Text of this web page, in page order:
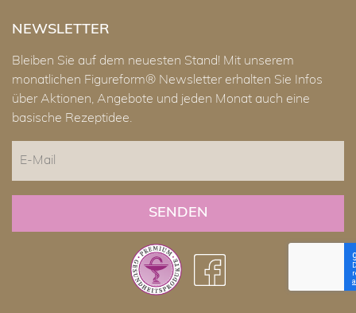
NEWSLETTER
Bleiben Sie auf dem neuesten Stand! Mit unserem
monatlichen Figureform® Newsletter erhalten Sie Infos
über Aktionen, Angebote und jeden Monat auch eine
basische Rezeptidee.
Mail
CAPTCHA